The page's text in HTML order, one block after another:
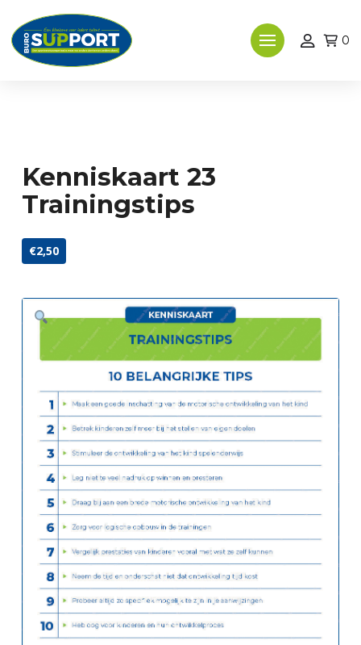
0
Kenniskaart 23
Trainingstips
€2,50